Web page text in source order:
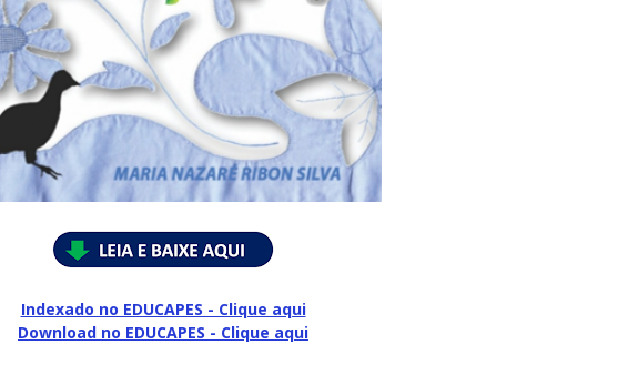
Indexado no EDUCAPES - Clique aqui
Download no EDUCAPES - Clique aqui